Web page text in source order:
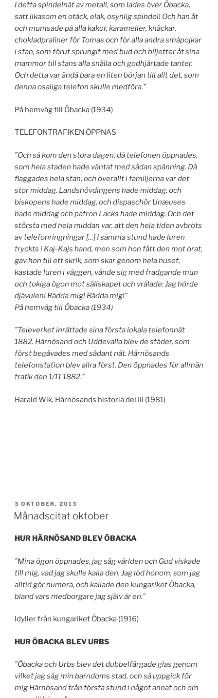
I detta spindelnät av metall, som lades över Öbacka,
satt likasom en otäck, elak, osynlig spindel! Och han åt
och mumsade på alla kakor, karameller, knäckar,
chokladpraliner för Tomas och för alla andra småpojkar
i stan, som förut sprungit med bud och biljetter åt sina
mammor till stans alla snälla och godhjärtade tanter.
Och detta var ändå bara en liten början till allt det, som
denna osaliga telefon skulle medföra.”
På hemväg till Öbacka (1934)
TELEFONTRAFIKEN ÖPPNAS
”Och så kom den stora dagen, då telefonen öppnades,
som hela staden hade väntat med sådan spänning. Då
flaggades hela stan, och överallt i familjerna var det
stor middag. Landshövdingens hade middag, och
biskopens hade middag, och dispaschör Unæuses
hade middag och patron Lacks hade middag. Och det
största med hela middan var, att den hela tiden avbröts
av telefonringningar […] I samma stund hade luren
tryckts i Kaj-Kajs hand, men som hon fått den mot örat,
gav hon till ett skrik, som skar genom hela huset,
kastade luren i väggen, vände sig med fradgande mun
och tokiga ögon mot sällskapet och vrålade: Jag hörde
djävulen! Rädda mig! Rädda mig!”
På hemväg till Öbacka (1934)
”Televerket inrättade sina första lokala telefonnät
1882. Härnösand och Uddevalla blev de städer, som
först begåvades med sådant nät. Härnösands
telefonstation blev allra först. Den öppnades för allmän
trafik den 1/11 1882.”
Harald Wik, Härnösands historia del III (1981)
PUBLICERAT
3 OKTOBER, 2013
Månadscitat oktober
HUR HÄRNÖSAND BLEV ÖBACKA
”Mina ögon öppnades, jag såg världen och Gud viskade
till mig, vad jag skulle kalla den. Jag löd honom, som jag
alltid gör numera, och kallade den kungariket Öbacka,
bland vars medborgare jag själv är en.”
Idyller från kungariket Öbacka (1916)
HUR ÖBACKA BLEV URBS
”Öbacka och Urbs blev det dubbelfärgade glas genom
vilket jag såg min barndoms stad, och så uppgick för
mig Härnösand från första stund i något annat och om